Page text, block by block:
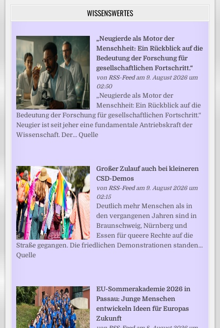
WISSENSWERTES
„Neugierde als Motor der
Menschheit: Ein Rückblick auf die
Bedeutung der Forschung für
gesellschaftlichen Fortschritt.“
vonRSS-Feedam 9. August 2026 um
02:50
„Neugierde als Motor der
Menschheit: Ein Rückblick auf die
Bedeutung der Forschung für gesellschaftlichen Fortschritt.“
Neugier ist seit jeher eine fundamentale Antriebskraft der
Wissenschaft. Der... Quelle
Großer Zulauf auch bei kleineren
CSD-Demos
vonRSS-Feedam 9. August 2026 um
02:15
Deutlich mehr Menschen als in
den vergangenen Jahren sind in
Braunschweig, Nürnberg und
Essen für queere Rechte auf die
Straße gegangen. Die friedlichen Demonstrationen standen...
Quelle
EU-Sommerakademie 2026 in
Passau: Junge Menschen
entwickeln Ideen für Europas
Zukunft